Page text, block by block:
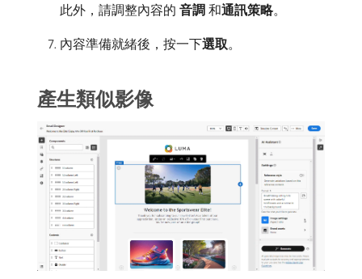
此外，請調整內容的​ 音調 ​和​通訊策略。
內容準備就緒後，按一下​選取。
產生類似影像